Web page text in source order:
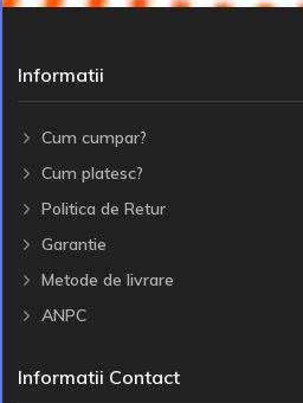
Informatii
Cum cumpar?
Cum platesc?
Politica de Retur
Garantie
Metode de livrare
ANPC
Informatii Contact